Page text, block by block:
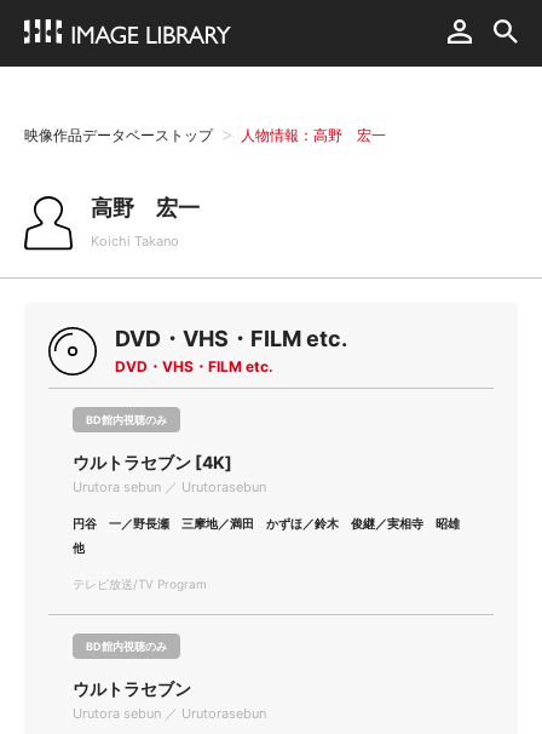
映像作品データベーストップ 人物情報：高野 宏一
高野 宏一
Koichi Takano
DVD・VHS・FILM etc.
DVD・VHS・FILM etc.
BD館内視聴のみ
ウルトラセブン [4K]
Urutora sebun ／ Urutorasebun
円谷 一／野長瀬 三摩地／満田 かずほ／鈴木 俊継／実相寺 昭雄
他
テレビ放送/TV Program
BD館内視聴のみ
ウルトラセブン
Urutora sebun ／ Urutorasebun